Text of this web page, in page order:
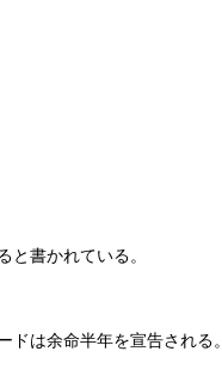
書かれている。
は余命半年を宣告される。